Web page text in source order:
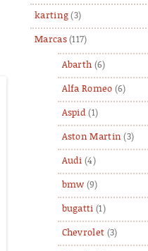
karting (3)
Marcas(117)
Abarth (6)
Alfa Romeo (6)
Aspid (1)
Aston Martin (3)
Audi (4)
bmw (9)
bugatti (1)
Chevrolet (3)